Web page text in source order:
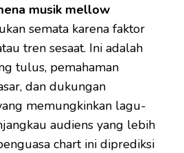
musik mellow
semata karena faktor
tren sesaat. Ini adalah
tulus, pemahaman
dan dukungan
memungkinkan lagu-
audiens yang lebih
chart ini diprediksi